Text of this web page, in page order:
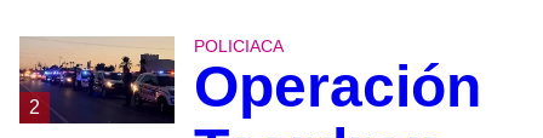
2
POLICIACA
Operación